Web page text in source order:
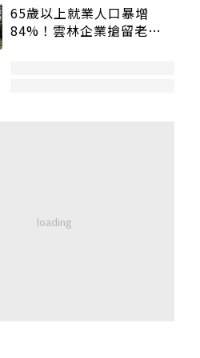
65歲以上就業人口暴增
84%！雲林企業搶留老員